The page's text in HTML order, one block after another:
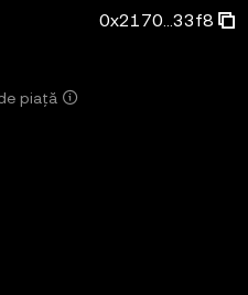
0x2170...33f8
piață